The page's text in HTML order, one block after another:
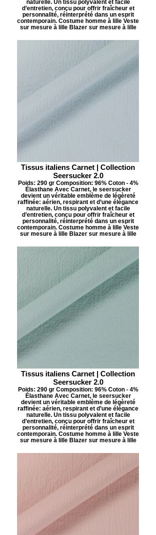
naturelle. Un tissu polyvalent et facile
d’entretien, conçu pour offrir fraîcheur et
personnalité, réinterprété dans un esprit
contemporain. Costume homme à lille Veste
sur mesure à lille Blazer sur mesure à lille
Tissus italiens Carnet | Collection
Seersucker 2.0
Poids: 290 gr Composition: 96% Coton - 4%
Élasthane Avec Carnet, le seersucker
devient un véritable emblème de légèreté
raffinée: aérien, respirant et d’une élégance
naturelle. Un tissu polyvalent et facile
d’entretien, conçu pour offrir fraîcheur et
personnalité, réinterprété dans un esprit
contemporain. Costume homme à lille Veste
sur mesure à lille Blazer sur mesure à lille
Tissus italiens Carnet | Collection
Seersucker 2.0
Poids: 290 gr Composition: 96% Coton - 4%
Élasthane Avec Carnet, le seersucker
devient un véritable emblème de légèreté
raffinée: aérien, respirant et d’une élégance
naturelle. Un tissu polyvalent et facile
d’entretien, conçu pour offrir fraîcheur et
personnalité, réinterprété dans un esprit
contemporain. Costume homme à lille Veste
sur mesure à lille Blazer sur mesure à lille